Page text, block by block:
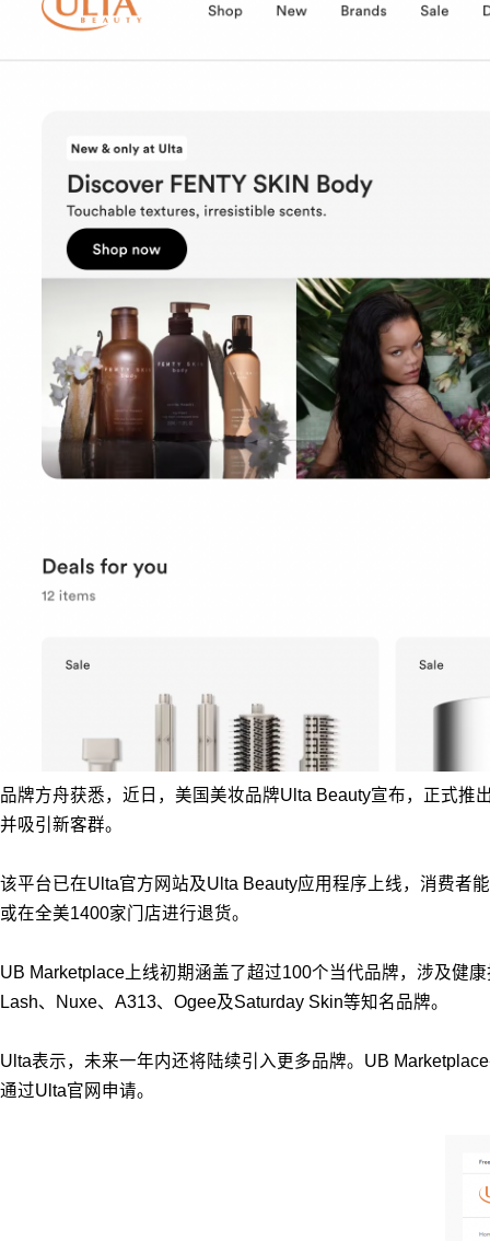
品牌方舟获悉，近日，美国美妆品牌Ulta Beauty宣布，正式
并吸引新客群。
该平台已在Ulta官方网站及Ulta Beauty应用程序上线，消费者
或在全美1400家门店进行退货。
UB Marketplace上线初期涵盖了超过100个当代品牌，涉及健
Lash、Nuxe、A313、Ogee及Saturday Skin等知名品牌。
Ulta表示，未来一年内还将陆续引入更多品牌。UB
通过Ulta官网申请。